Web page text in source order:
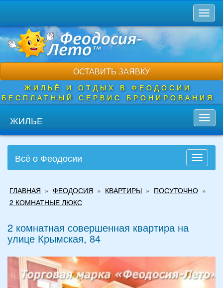
основному
содержанию
ОСТАВИТЬ ЗАЯВКУ
ЖИЛЬЁ И ОТДЫХ В ФЕОДОСИИ
БЕСПЛАТНЫЙ СЕРВИС БРОНИРОВАНИЯ
ЖИЛЬЕ
Toggle
Всё о Феодосии
здесь
ГЛАВНАЯ » ФЕОДОСИЯ » КВАРТИРЫ » ПОСУТОЧНО »
2 КОМНАТНЫЕ ЛЮКС
2 комнатная совершенная квартира на
улице Крымская, 84